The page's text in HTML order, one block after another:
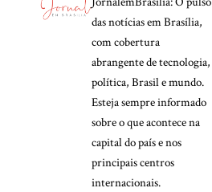
das notícias em Brasília,
com cobertura
abrangente de tecnologia,
política, Brasil e mundo.
Esteja sempre informado
sobre o que acontece na
capital do país e nos
principais centros
internacionais.